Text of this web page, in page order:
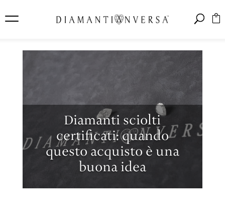
Diamanti sciolti
certificati: quando
questo acquisto è una
buona idea